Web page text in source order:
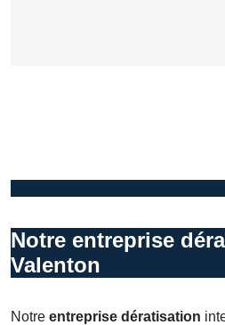
Notre entreprise
Valenton
Notre entreprise dératisation